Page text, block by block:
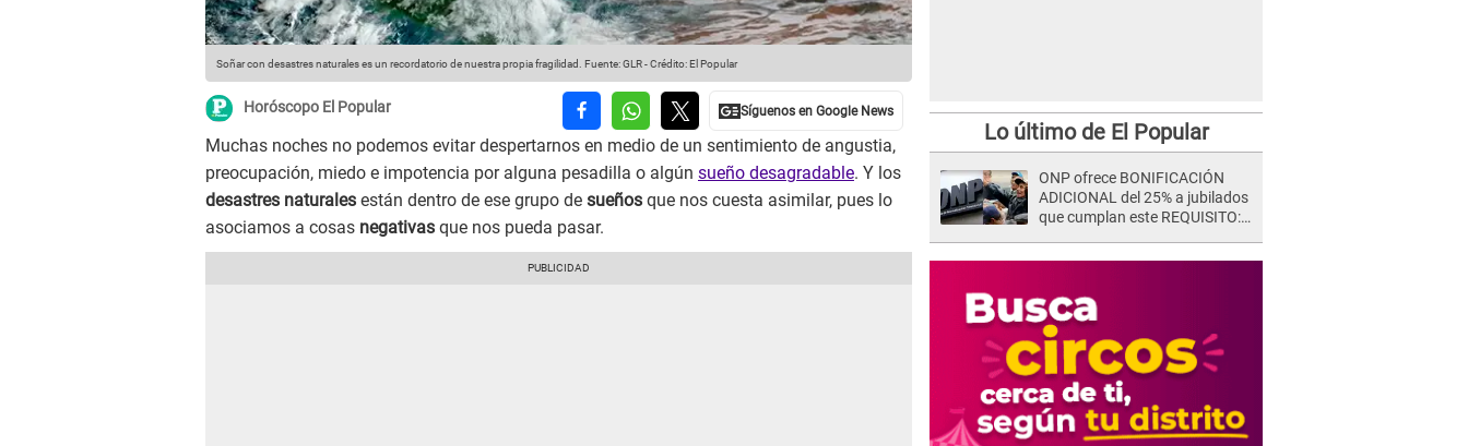
Soñar con desastres naturales es un recordatorio de nuestra propia fragilidad. Fuente: GLR-Crédito: El Popular
Horóscopo El Popular
Muchas noches no podemos evitar despertarnos en medio de un sentimiento de angustia,
preocupación, miedo e impotencia por alguna pesadilla o algún sueño desagradable. Y los
desastres naturales están dentro de ese grupo de sueños que nos cuesta asimilar, pues lo
asociamos a cosas negativas que nos pueda pasar.
Lo último de El Popular
ONP ofrece BONIFICACIÓN
ADICIONAL del 25% a jubilados
que cumplan este REQUISITO: